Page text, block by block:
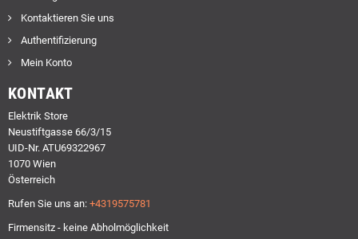
Kontaktieren Sie uns
Authentifizierung
Mein Konto
KONTAKT
Elektrik Store
Neustiftgasse 66/3/15
UID-Nr. ATU69322967
1070 Wien
Österreich
Rufen Sie uns an: +4319575781
Firmensitz - keine Abholmöglichkeit